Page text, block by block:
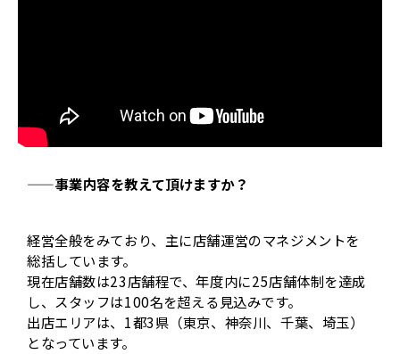
——事業内容を教えて頂けますか？
経営全般をみており、主に店舗運営のマネジメントを
総括しています。
現在店舗数は23店舗程で、年度内に25店舗体制を達成
し、スタッフは100名を超える見込みです。
出店エリアは、1都3県（東京、神奈川、千葉、埼玉）
となっています。